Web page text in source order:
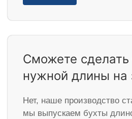
Сможете сделать
нужной длины на
Нет, наше производство
мы выпускаем бухты